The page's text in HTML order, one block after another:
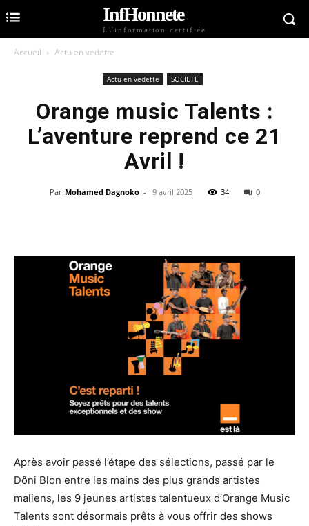
InfHonnete
L\'information certifiée
Accueil Actu en vedette
Actu en vedette SOCIETE
Orange music Talents :
L’aventure reprend ce 21
Avril !
Par Mohamed Dagnoko - 9 avril 2025 34 0
Après avoir passé l’étape des sélections, passé par le
Dôni Blon entre les mains des plus grands artistes
maliens, les 9 jeunes artistes talentueux d’Orange Music
Talents sont désormais prêts à vous offrir des shows